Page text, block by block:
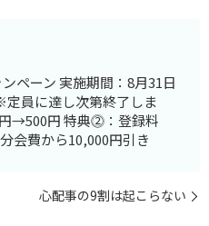
ペーン 実施期間：8月31日
定員に達し次第終了しま
→500円 特典⓶：登録料
会費から10,000円引き
心配事の9割は起こらない